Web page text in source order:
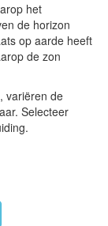
het
de horizon
op aarde heeft
de zon
variëren de
Selecteer